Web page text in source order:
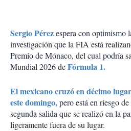
Sergio Pérezespera con optimismo
investigación que la FIA está
Premio de Mónaco, del cual podría
Mundial 2026 deFórmula 1.
El mexicano cruzó en décimo
este domingo,pero está en riesgo
segunda salida que se realizó en la
ligeramente fuera de su lugar.